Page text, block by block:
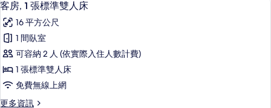
人
床,
無
障
礙
(Accessible)
的
標
雙
人
床,
無
障
礙
(Accessible)
的
示
客
房,
1
張
標
12
客房, 1 張標準雙人床
16 平方公尺
1 間臥室
可容納 2 人 (依實際入住人數計費)
1 張標準雙人床
免費無線上網
更多資訊
更